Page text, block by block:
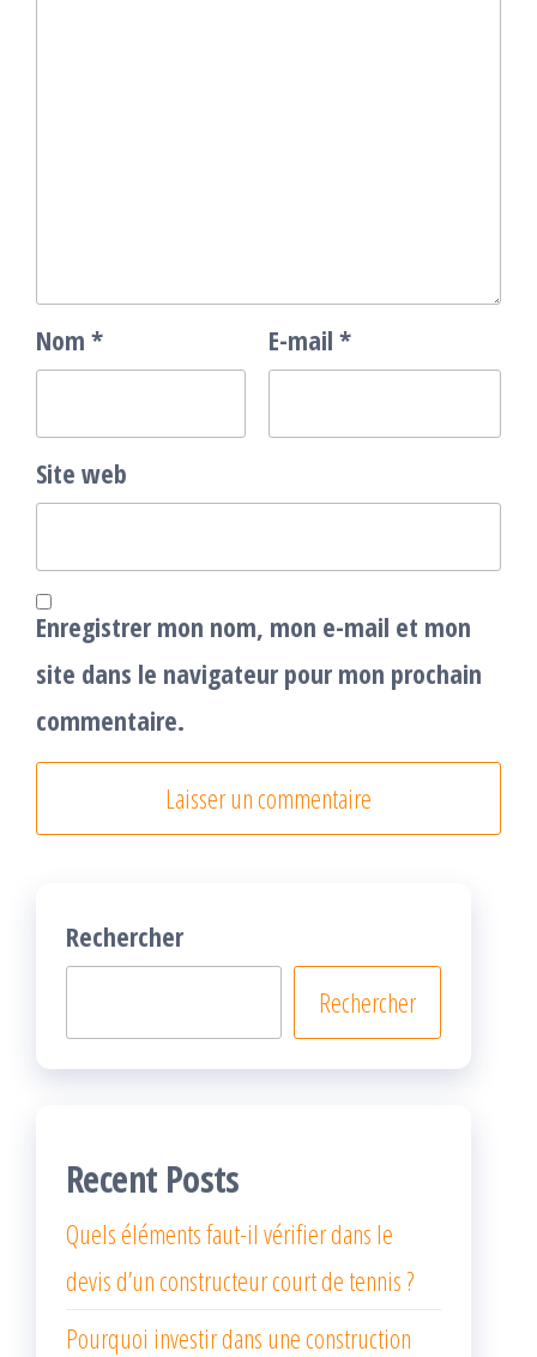
Nom * E-mail *
Site web
Enregistrer mon nom, mon e-mail et mon
site dans le navigateur pour mon prochain
commentaire.
Rechercher
Rechercher
Recent Posts
Quels éléments faut-il vérifier dans le
devis d’un constructeur court de tennis ?
Pourquoi investir dans une construction